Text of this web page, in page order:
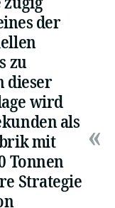
der
zu
dieser
wird
als
mit
Tonnen
Strategie